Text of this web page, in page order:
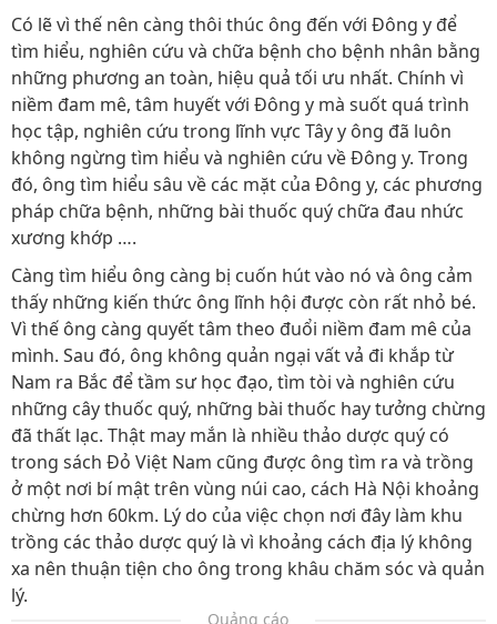
Có lẽ vì thế nên càng thôi thúc ông đến với Đông y để
tìm hiểu, nghiên cứu và chữa bệnh cho bệnh nhân bằng
những phương an toàn, hiệu quả tối ưu nhất. Chính vì
niềm đam mê, tâm huyết với Đông y mà suốt quá trình
học tập, nghiên cứu trong lĩnh vực Tây y ông đã luôn
không ngừng tìm hiểu và nghiên cứu về Đông y. Trong
đó, ông tìm hiểu sâu về các mặt của Đông y, các phương
pháp chữa bệnh, những bài thuốc quý chữa đau nhức
xương khớp ….
Càng tìm hiểu ông càng bị cuốn hút vào nó và ông cảm
thấy những kiến thức ông lĩnh hội được còn rất nhỏ bé.
Vì thế ông càng quyết tâm theo đuổi niềm đam mê của
mình. Sau đó, ông không quản ngại vất vả đi khắp từ
Nam ra Bắc để tầm sư học đạo, tìm tòi và nghiên cứu
những cây thuốc quý, những bài thuốc hay tưởng chừng
đã thất lạc. Thật may mắn là nhiều thảo dược quý có
trong sách Đỏ Việt Nam cũng được ông tìm ra và trồng
ở một nơi bí mật trên vùng núi cao, cách Hà Nội khoảng
chừng hơn 60km. Lý do của việc chọn nơi đây làm khu
trồng các thảo dược quý là vì khoảng cách địa lý không
xa nên thuận tiện cho ông trong khâu chăm sóc và quản
lý.
Quảng cáo